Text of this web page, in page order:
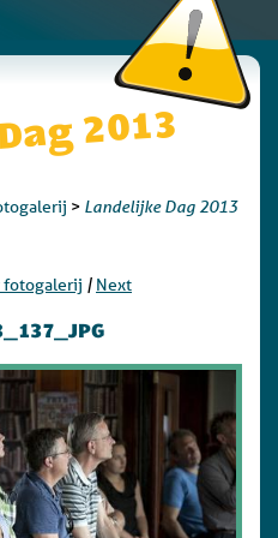
2013
> Landelijke Dag 2013
fotogalerij | Next